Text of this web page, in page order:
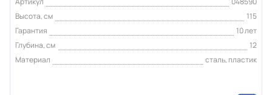
Высота, см
115
Гарантия
10 лет
Глубина, см
12
Материал
сталь, пластик